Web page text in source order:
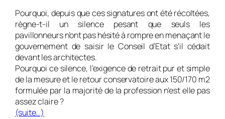
Pourquoi, depuis que ces signatures ont été récoltées,
règne­-t­-il un silence pesant que seuls les
pavillonneurs n’ont pas hésité à rompre en menaçant le
gouvernement de saisir le Conseil d’Etat s’il cédait
devant les architectes.
Pourquoi ce silence, l’exigence de retrait pur et simple
de la mesure et le retour conservatoire aux 150/170 m2
formulée par la majorité de la profession n’est ­elle pas
assez claire ?
(suite…)